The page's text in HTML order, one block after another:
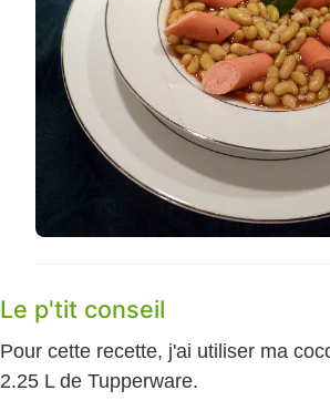
Le p'tit conseil
Pour cette recette, j'ai utiliser ma
2.25 L de Tupperware.